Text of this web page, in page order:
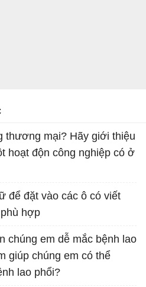
thương mại? Hãy giới thiệu
hoạt độn công nghiệp có ở
để đặt vào các ô có viết
hợp
chúng em dễ mắc bệnh lao
giúp chúng em có thể
lao phổi?